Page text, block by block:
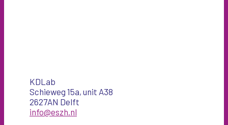
KDLab
Schieweg 15a, unit A38
2627AN Delft
info@eszh.nl